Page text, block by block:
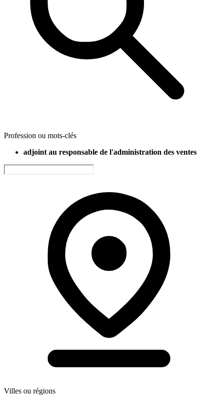
Profession ou mots-clés
adjoint au responsable de l'administration des ventes
Villes ou régions